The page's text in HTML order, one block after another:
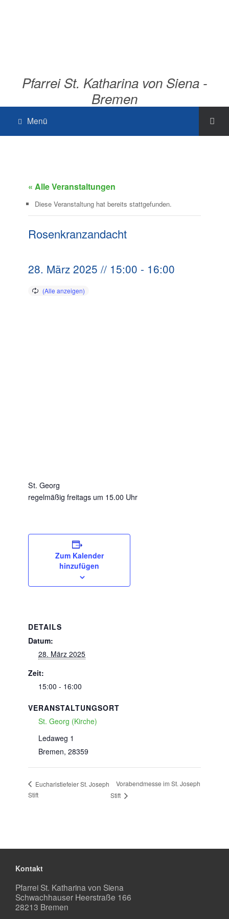
Pfarrei St. Katharina von Siena -
Bremen
Menü
« Alle Veranstaltungen
Diese Veranstaltung hat bereits stattgefunden.
Rosenkranzandacht
28. März 2025 // 15:00 - 16:00
St. Georg
regelmäßig freitags um 15.00 Uhr
Zum Kalender
hinzufügen
DETAILS
Datum:
28. März 2025
Zeit:
15:00 - 16:00
VERANSTALTUNGSORT
St. Georg (Kirche)
Ledaweg 1
Bremen, 28359
Eucharistiefeier St. Joseph
Stift
Vorabendmesse im St. Joseph
Stift
Kontakt
Pfarrei St. Katharina von Siena
Schwachhauser Heerstraße 166
28213 Bremen